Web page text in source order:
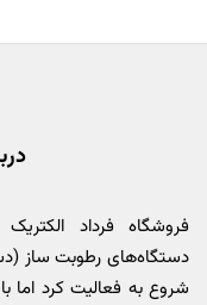
فروشگاه فرداد
دستگاه‌های رطوبت ساز
شروع به فعالیت کرد اما